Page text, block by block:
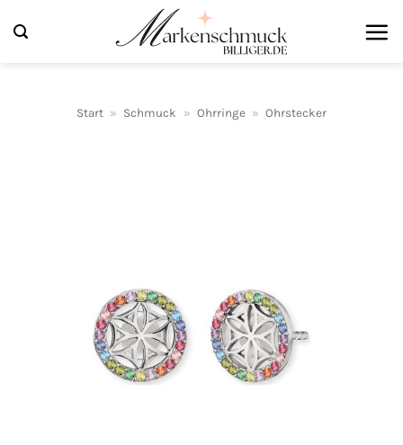
Inhalt
Start » Schmuck » Ohrringe » Ohrstecker